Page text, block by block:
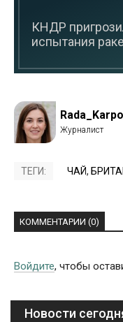
КНДР
испытания
ТЕГИ: ЧАЙ,
КОММЕНТАРИИ (0)
Войдите, чтобы
Новости